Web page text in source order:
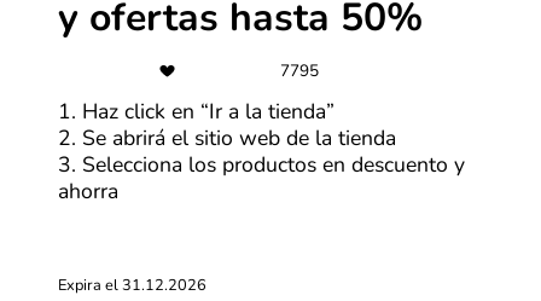
-15%
15% de descuento para estudiantes
y ofertas hasta 50%
7795
1. Haz click en “Ir a la tienda”
2. Se abrirá el sitio web de la tienda
3. Selecciona los productos en descuento y
ahorra
Expira el 31.12.2026